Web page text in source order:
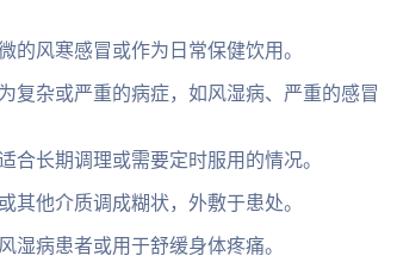
风寒感冒或作为日常保健饮用。
复杂或严重的病症，如风湿病、严重的感冒
长期调理或需要定时服用的情况。
他介质调成糊状，外敷于患处。
病患者或用于舒缓身体疼痛。